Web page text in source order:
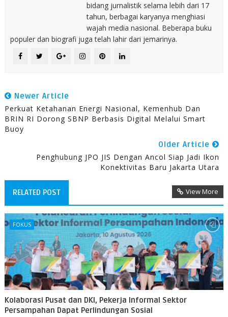
bidang jurnalistik selama lebih dari 17
tahun, berbagai karyanya menghiasi
wajah media nasional. Beberapa buku
populer dan biografi juga telah lahir dari jemarinya.
Newer Article
Perkuat Ketahanan Energi Nasional, Kemenhub Dan
BRIN RI Dorong SBNP Berbasis Digital Melalui Smart
Buoy
Older Article
Penghubung JPO JIS Dengan Ancol Siap Jadi Ikon
Konektivitas Baru Jakarta Utara
RELATED POST View More
FOKUS
Kolaborasi Pusat dan DKI, Pekerja Informal Sektor
Persampahan Dapat Perlindungan Sosial